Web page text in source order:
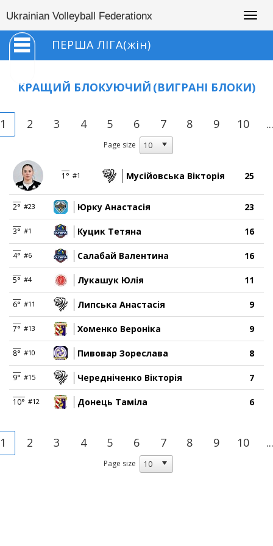
Ukrainian Volleyball Federationx
ПЕРША ЛІГА(жін)
КРАЩИЙ БЛОКУЮЧИЙ (ВИГРАНІ БЛОКИ)
1 2 3 4 5 6 7 8 9 10 ...
Page size
1° #1 Мусійовська Вікторія 25
2° #23 Юрку Анастасія 23
3° #1 Куцик Тетяна 16
4° #6 Салабай Валентина 16
5° #4 Лукашук Юлія 11
6° #11 Липська Анастасія 9
7° #13 Хоменко Вероніка 9
8° #10 Пивовар Зореслава 8
9° #15 Чередніченко Вікторія 7
10° #12 Донець Таміла 6
1 2 3 4 5 6 7 8 9 10 ...
Page size